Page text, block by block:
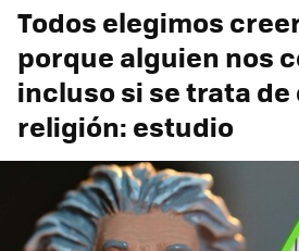
Todos elegimos
porque alguien nos
incluso si se trata
religión: estudio